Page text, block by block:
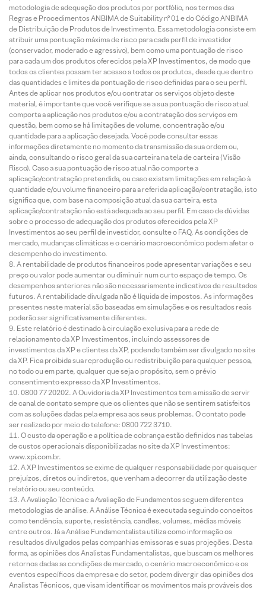
metodologia de adequação dos produtos por portfólio, nos termos das
Regras e Procedimentos ANBIMA de Suitability nº 01 e do Código ANBIMA
de Distribuição de Produtos de Investimento. Essa metodologia consiste em
atribuir uma pontuação máxima de risco para cada perfil de investidor
(conservador, moderado e agressivo), bem como uma pontuação de risco
para cada um dos produtos oferecidos pela XP Investimentos, de modo que
todos os clientes possam ter acesso a todos os produtos, desde que dentro
das quantidades e limites da pontuação de risco definidas para o seu perfil.
Antes de aplicar nos produtos e/ou contratar os serviços objeto deste
material, é importante que você verifique se a sua pontuação de risco atual
comporta a aplicação nos produtos e/ou a contratação dos serviços em
questão, bem como se há limitações de volume, concentração e/ou
quantidade para a aplicação desejada. Você pode consultar essas
informações diretamente no momento da transmissão da sua ordem ou,
ainda, consultando o risco geral da sua carteira na tela de carteira (Visão
Risco). Caso a sua pontuação de risco atual não comporte a
aplicação/contratação pretendida, ou caso existam limitações em relação à
quantidade e/ou volume financeiro para a referida aplicação/contratação, isto
significa que, com base na composição atual da sua carteira, esta
aplicação/contratação não está adequada ao seu perfil. Em caso de dúvidas
sobre o processo de adequação dos produtos oferecidos pela XP
Investimentos ao seu perfil de investidor, consulte o FAQ. As condições de
mercado, mudanças climáticas e o cenário macroeconômico podem afetar o
desempenho do investimento.
A rentabilidade de produtos financeiros pode apresentar variações e seu
preço ou valor pode aumentar ou diminuir num curto espaço de tempo. Os
desempenhos anteriores não são necessariamente indicativos de resultados
futuros. A rentabilidade divulgada não é líquida de impostos. As informações
presentes neste material são baseadas em simulações e os resultados reais
poderão ser significativamente diferentes.
Este relatório é destinado à circulação exclusiva para a rede de
relacionamento da XP Investimentos, incluindo assessores de
investimentos da XP e clientes da XP, podendo também ser divulgado no site
da XP. Fica proibida sua reprodução ou redistribuição para qualquer pessoa,
no todo ou em parte, qualquer que seja o propósito, sem o prévio
consentimento expresso da XP Investimentos.
0800 77 20202. A Ouvidoria da XP Investimentos tem a missão de servir
de canal de contato sempre que os clientes que não se sentirem satisfeitos
com as soluções dadas pela empresa aos seus problemas. O contato pode
ser realizado por meio do telefone: 0800 722 3710.
O custo da operação e a política de cobrança estão definidos nas tabelas
de custos operacionais disponibilizadas no site da XP Investimentos:
www.xpi.com.br.
A XP Investimentos se exime de qualquer responsabilidade por quaisquer
prejuízos, diretos ou indiretos, que venham a decorrer da utilização deste
relatório ou seu conteúdo.
A Avaliação Técnica e a Avaliação de Fundamentos seguem diferentes
metodologias de análise. A Análise Técnica é executada seguindo conceitos
como tendência, suporte, resistência, candles, volumes, médias móveis
entre outros. Já a Análise Fundamentalista utiliza como informação os
resultados divulgados pelas companhias emissoras e suas projeções. Desta
forma, as opiniões dos Analistas Fundamentalistas, que buscam os melhores
retornos dadas as condições de mercado, o cenário macroeconômico e os
eventos específicos da empresa e do setor, podem divergir das opiniões dos
Analistas Técnicos, que visam identificar os movimentos mais prováveis dos